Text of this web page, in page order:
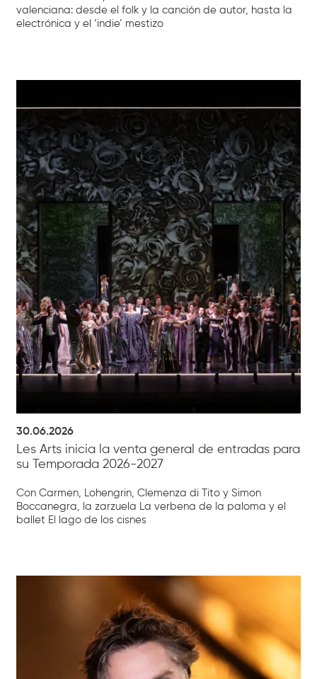
valenciana: desde el folk y la canción de autor, hasta la
electrónica y el ‘indie’ mestizo
30.06.2026
Les Arts inicia la venta general de entradas para
su Temporada 2026-2027
Con Carmen, Lohengrin, Clemenza di Tito y Simon
Boccanegra, la zarzuela La verbena de la paloma y el
ballet El lago de los cisnes